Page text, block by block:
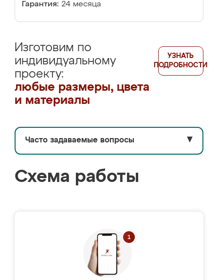
Гарантия: 24 месяца
Изготовим по
индивидуальному
проекту:
любые размеры, цвета
и материалы
УЗНАТЬ
ПОДРОБНОСТИ
Часто задаваемые вопросы ▼
Схема работы